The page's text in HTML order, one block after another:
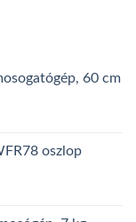
60 cm
oszlop